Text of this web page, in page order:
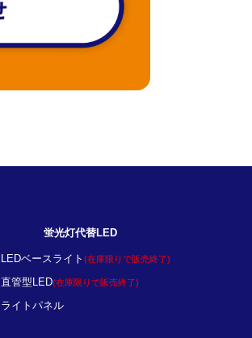
蛍光灯代替LED
LEDベースライト (在庫限りで販売終了)
直管型LED(在庫限りで販売終了)
ライトパネル